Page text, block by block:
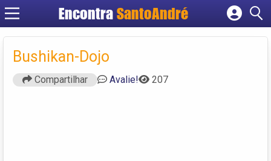
Encontra SantoAndré
Cadastrar empresa
Bushikan-Dojo
Compartilhar Avalie! 207